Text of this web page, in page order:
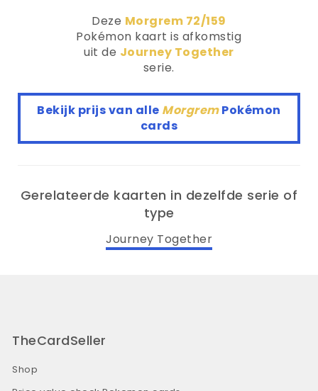
Deze Morgrem 72/159
Pokémon kaart is afkomstig
uit de Journey Together
serie.
Bekijk prijs van alle MorgremPokémon
cards
Gerelateerde kaarten in dezelfde serie of
type
Journey Together
TheCardSeller
Shop